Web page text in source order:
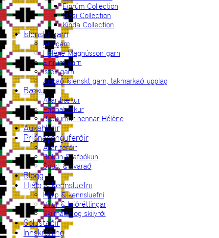
Einrúm Collection
Mosi Collection
Kinda Collection
Íslenskt garn
Allt garn
Hélène Magnússon garn
Einrúm garn
Ístex garn
Annað íslenskt garn, takmarkað upplag
Bækur
Allar bækur
Prjónabækur
Bækurnar hennar Hélène
Aukahlutir
Prjónagönguferðir
Allar ferðir
Bókun & afbókun
Spurt & svarað
Blogg
Hjálp & kennsluefni
Hjálp & kennsluefni
Villur & leiðréttingar
Skilmálar og skilyrði
Sölustaðir
Innskráning